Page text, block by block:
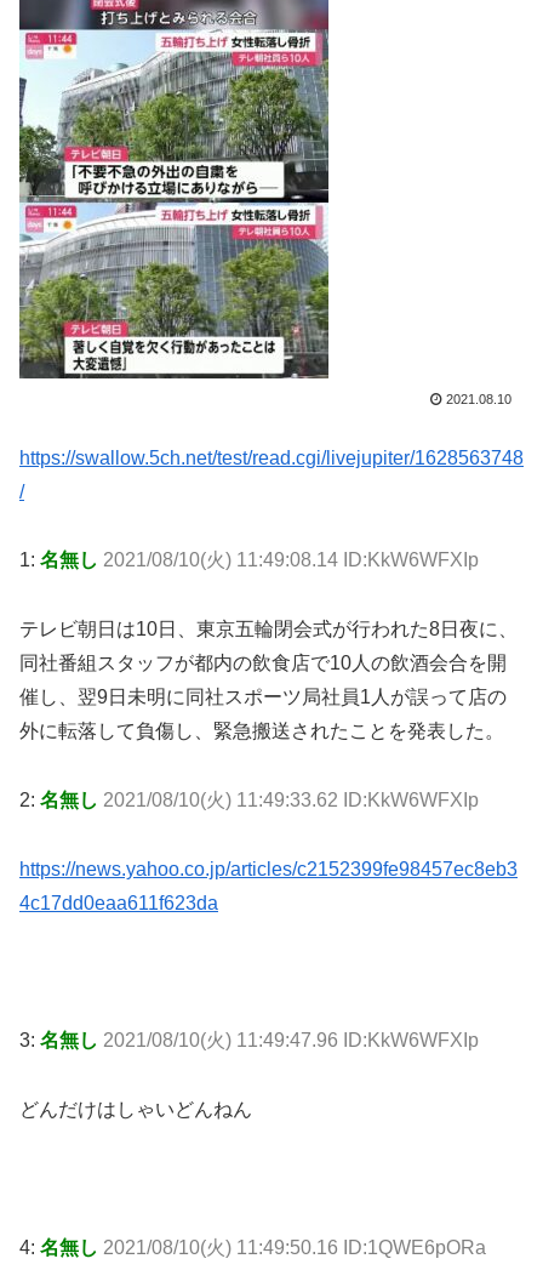
2021.08.10
https://swallow.5ch.net/test/read.cgi/livejupiter/1628563748
/
1: 名無し 2021/08/10(火) 11:49:08.14 ID:KkW6WFXIp
テレビ朝日は10日、東京五輪閉会式が行われた8日夜に、
同社番組スタッフが都内の飲食店で10人の飲酒会合を開
催し、翌9日未明に同社スポーツ局社員1人が誤って店の
外に転落して負傷し、緊急搬送されたことを発表した。
2: 名無し 2021/08/10(火) 11:49:33.62 ID:KkW6WFXIp
https://news.yahoo.co.jp/articles/c2152399fe98457ec8eb3
4c17dd0eaa611f623da
3: 名無し 2021/08/10(火) 11:49:47.96 ID:KkW6WFXIp
どんだけはしゃいどんねん
4: 名無し 2021/08/10(火) 11:49:50.16 ID:1QWE6pORa